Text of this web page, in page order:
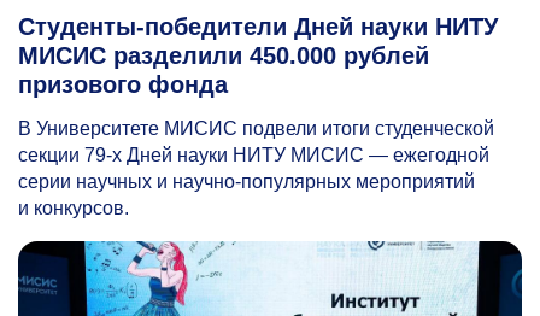
Студенты-победители Дней науки НИТУ
МИСИС разделили 450.000 рублей
призового фонда
В Университете МИСИС подвели итоги студенческой
секции 79-х Дней науки НИТУ МИСИС — ежегодной
серии научных и научно-популярных мероприятий
и конкурсов.